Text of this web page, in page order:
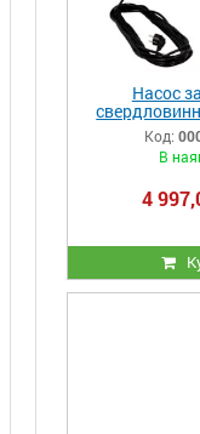
Насос
Vitals aqua
Код:
В
4